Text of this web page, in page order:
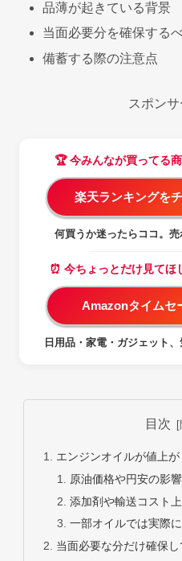
品薄が起きている背景
当面必要分を確保する
備蓄する際の注意点
スポン
🏆 今みんなが買ってる
楽天ランキングを
何買うか迷ったらココ。
⏰ 今ちょっとだけ見て
Amazonタイムセ
日用品・家電・ガジェット
目次
エンジンオイルが値上
原油価格や円安の影
添加剤や輸送コスト
一部オイルでは実際
当面必要な分だけ確保